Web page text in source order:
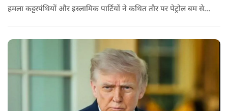
हमला कट्टरपंथियों और इस्लामिक पार्टियों ने कथित तौर पर पेट्रोल बम से
जरिए संबोधन दिया था.